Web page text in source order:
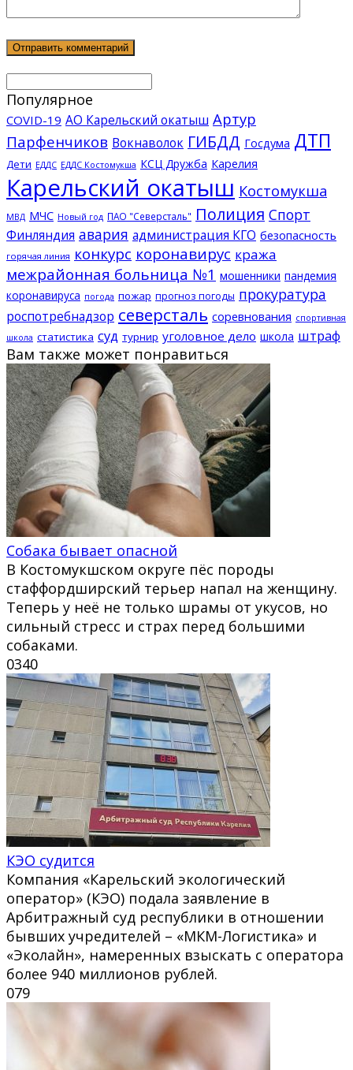
Популярное
COVID-19 АО Карельский окатыш Артур
Парфенчиков Вокнаволок ГИБДД Госдума ДТП
Дети ЕДДС ЕДДС Костомукша КСЦ Дружба Карелия
Карельский окатыш Костомукша
МВД МЧС Новый год ПАО "Северсталь" Полиция Спорт
Финляндия авария администрация КГО безопасность
горячая линия конкурс коронавирус кража
межрайонная больница №1 мошенники пандемия
коронавируса погода пожар прогноз погоды прокуратура
роспотребнадзор северсталь соревнования спортивная
школа статистика суд турнир уголовное дело школа штраф
Вам также может понравиться
Собака бывает опасной
В Костомукшском округе пёс породы
стаффордширский терьер напал на женщину.
Теперь у неё не только шрамы от укусов, но
сильный стресс и страх перед большими
собаками.
0340
КЭО судится
Компания «Карельский экологический
оператор» (КЭО) подала заявление в
Арбитражный суд республики в отношении
бывших учредителей – «МКМ-Логистика» и
«Эколайн», намеренных взыскать с оператора
более 940 миллионов рублей.
079